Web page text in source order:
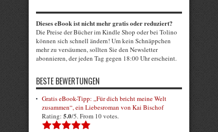
Dieses eBook ist nicht mehr gratis oder reduziert?
Die Preise der Bücher im Kindle Shop oder bei Tolino
können sich schnell ändern! Um kein Schnäppchen
mehr zu versäumen, sollten Sie den Newsletter
abonnieren, der jeden Tag gegen 18:00 Uhr erscheint.
BESTE BEWERTUNGEN
Gratis eBook-Tipp: „Für dich bricht meine Welt
zusammen“, ein Liebesroman von Kai Bischof
Rating: 5.0/5. From 10 votes.